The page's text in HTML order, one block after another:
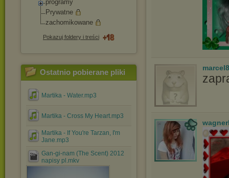
programy
Prywatne
zachomikowane
Pokazuj foldery i treści
Ostatnio pobierane pliki
Martika - Water.mp3
Martika - Cross My Heart.mp3
Martika - If You're Tarzan, I'm
Jane.mp3
Gan-gi-nam (The Scent) 2012
napisy pl.mkv